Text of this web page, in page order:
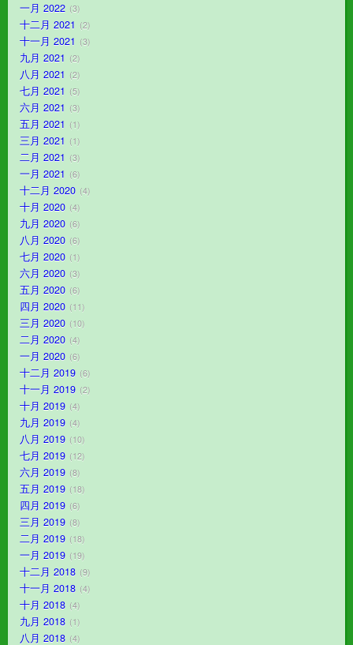
一月 2022 3
十二月 2021 2
十一月 2021 3
九月 2021 2
八月 2021 2
七月 2021 5
六月 2021 3
五月 2021 1
三月 2021 1
二月 2021 3
一月 2021 6
十二月 2020 4
十月 2020 4
九月 2020 6
八月 2020 6
七月 2020 1
六月 2020 3
五月 2020 6
四月 2020 11
三月 2020 10
二月 2020 4
一月 2020 6
十二月 2019 6
十一月 2019 2
十月 2019 4
九月 2019 4
八月 2019 10
七月 2019 12
六月 2019 8
五月 2019 18
四月 2019 6
三月 2019 8
二月 2019 18
一月 2019 19
十二月 2018 9
十一月 2018 4
十月 2018 4
九月 2018 1
八月 2018 4